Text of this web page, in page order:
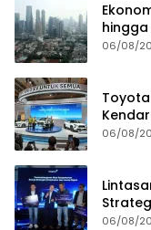
hingga
06/08/
06/08/
06/08/